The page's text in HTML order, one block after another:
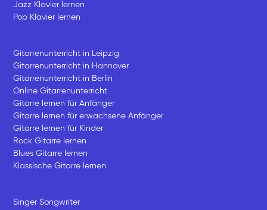
Jazz Klavier lernen
Pop Klavier lernen
Gitarrenunterricht in Leipzig
Gitarrenunterricht in Hannover
Gitarrenunterricht in Berlin
Online Gitarrenunterricht
Gitarre lernen für Anfänger
Gitarre lernen für erwachsene Anfänger
Gitarre lernen für Kinder
Rock Gitarre lernen
Blues Gitarre lernen
Klassische Gitarre lernen
Singer Songwriter